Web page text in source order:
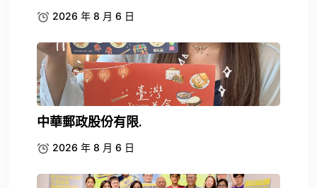
2026 年 8 月 6 日
中華郵政股份有限.
2026 年 8 月 6 日